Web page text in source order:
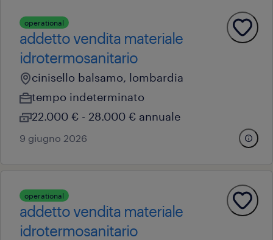
operational
addetto vendita materiale
idrotermosanitario
cinisello balsamo, lombardia
tempo indeterminato
22.000 € - 28.000 € annuale
9 giugno 2026
operational
addetto vendita materiale
idrotermosanitario